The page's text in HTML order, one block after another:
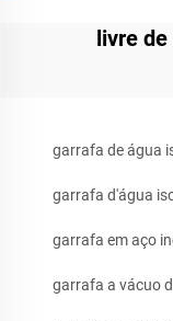
livre de
garrafa de água
garrafa d'água
garrafa em aço
garrafa a vácuo